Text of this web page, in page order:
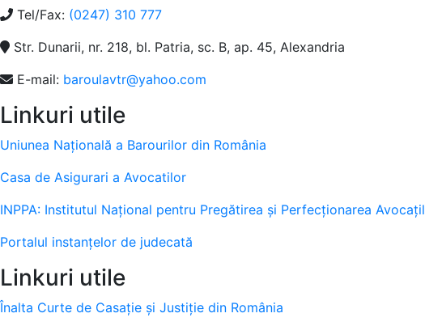
Tel/Fax: (0247) 310 777
Str. Dunarii, nr. 218, bl. Patria, sc. B, ap. 45, Alexandria
E-mail: baroulavtr@yahoo.com
Linkuri utile
Uniunea Națională a Barourilor din România
Casa de Asigurari a Avocatilor
INPPA: Institutul Naţional pentru Pregătirea şi Perfecţionarea
Portalul instanţelor de judecată
Linkuri utile
Înalta Curte de Casație și Justiție din România